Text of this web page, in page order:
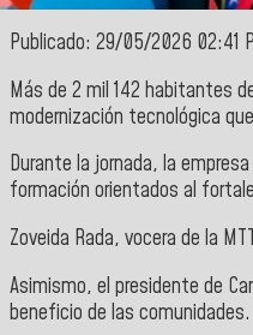
Publicado: 29/05/2026 02:41
Más de 2 mil 142 habitantes
modernización tecnológica
Durante la jornada, la
formación orientados al
Zoveida Rada, vocera de la
Asimismo, el presidente de
beneficio de las comunidades.